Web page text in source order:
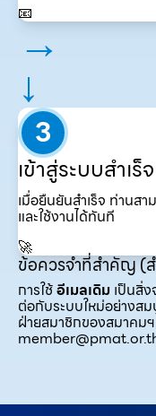
📧
→
↓
3
เข้าสู่ระบบสำเร็จ
เมื่อยืนยันสำเร็จ ท่านสา
และใช้งานได้ทันที
🚀
ข้อควรจำที่สำคัญ (
การใช้อีเมลเดิม เป็นสิ่
ต่อกับระบบใหม่อย่างส
ฝ่ายสมาชิกของสมาคม